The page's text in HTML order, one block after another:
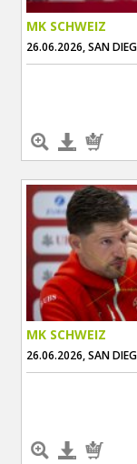
MK SCHWEIZ
26.06.2026, SAN
MK SCHWEIZ
26.06.2026, SAN